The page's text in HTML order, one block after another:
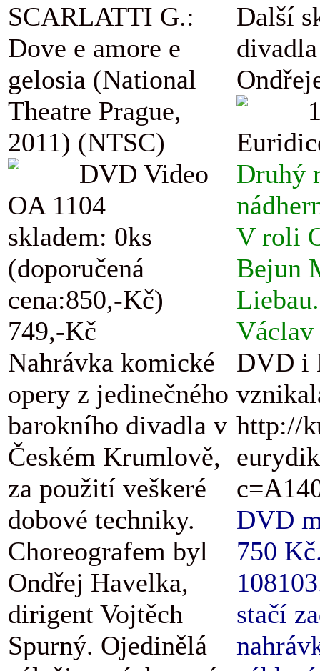
SCARLATTI G.:
Dove e amore e
gelosia (National
Theatre Prague,
2011) (NTSC)
DVD Video
OA 1104
skladem: 0ks
(doporučená
cena:850,-Kč)
749,-Kč
Nahrávka komické
opery z jedinečného
barokního divadla v
Českém Krumlově,
za použití veškeré
dobové techniky.
Choreografem byl
Ondřej Havelka,
dirigent Vojtěch
Spurný. Ojedinělá
Další
Druhý
V roli
Bejun
DVD i
http://
DVD
750
stačí